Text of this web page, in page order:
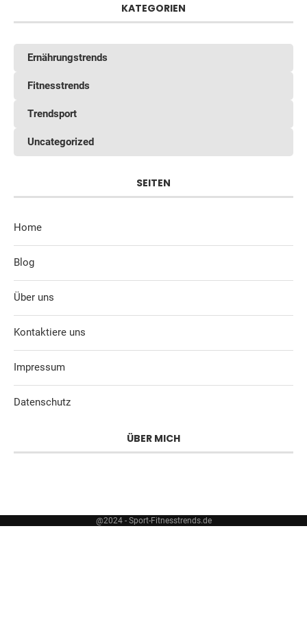
KATEGORIEN
Ernährungstrends
Fitnesstrends
Trendsport
Uncategorized
SEITEN
Home
Blog
Über uns
Kontaktiere uns
Impressum
Datenschutz
ÜBER MICH
@2024 - Sport-Fitnesstrends.de